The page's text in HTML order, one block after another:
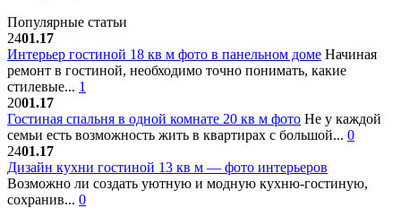
Популярные статьи
2401.17
Интерьер гостиной 18 кв м фото в панельном доме Начиная
ремонт в гостиной, необходимо точно понимать, какие
стилевые... 1
2001.17
Гостиная спальня в одной комнате 20 кв м фото Не у каждой
семьи есть возможность жить в квартирах с большой... 0
2401.17
Дизайн кухни гостиной 13 кв м — фото интерьеров
Возможно ли создать уютную и модную кухню-гостиную,
сохранив... 0